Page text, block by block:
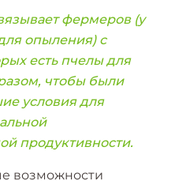
фермеров (у
опыления) с
есть пчелы для
чтобы были
условия для
продуктивности.
возможности